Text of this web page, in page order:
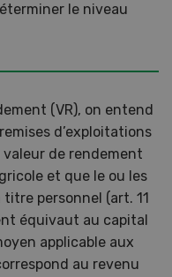
le niveau
(VR), on entend
d’exploitations
de rendement
et que le ou les
personnel (art. 11
équivaut au capital
applicable aux
au revenu